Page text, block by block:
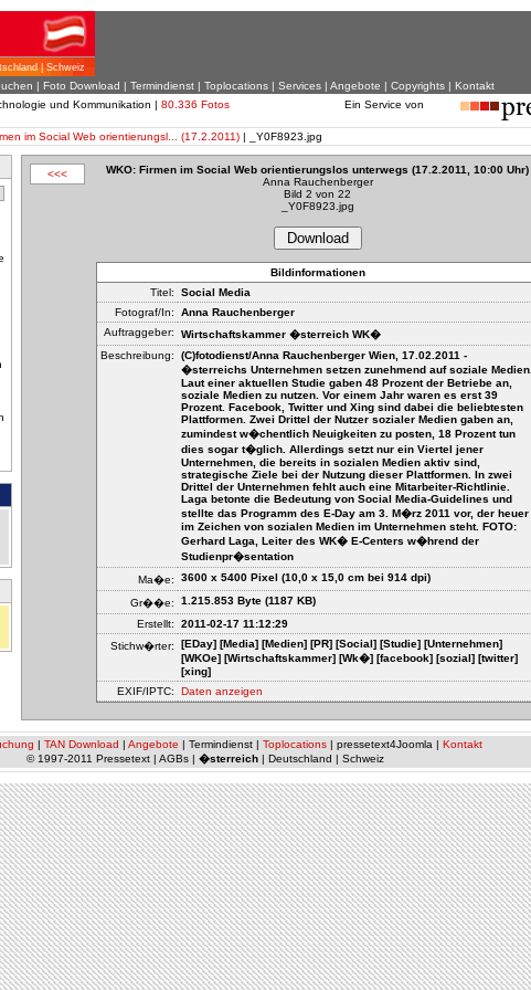
| Schweiz
| Foto Download | Termindienst | Toplocations | Services | Angebote | Copyrights | Kontakt
und Kommunikation | 80.336 Fotos Ein Service von
im Social Web orientierungsl... (17.2.2011) | _Y0F8923.jpg
<<<
WKO: Firmen im Social Web orientierungslos unterwegs (17.2.2011, 10:00 Uhr)
Anna Rauchenberger
Bild 2 von 22
_Y0F8923.jpg
Download
Bildinformationen
Titel:
Social Media
Fotograf/In:
Anna Rauchenberger
Auftraggeber:
Wirtschaftskammer �sterreich WK�
Beschreibung:
(C)fotodienst/Anna Rauchenberger Wien, 17.02.2011 -
�sterreichs Unternehmen setzen zunehmend auf soziale Medien.
Laut einer aktuellen Studie gaben 48 Prozent der Betriebe an,
soziale Medien zu nutzen. Vor einem Jahr waren es erst 39
Prozent. Facebook, Twitter und Xing sind dabei die beliebtesten
Plattformen. Zwei Drittel der Nutzer sozialer Medien gaben an,
zumindest w�chentlich Neuigkeiten zu posten, 18 Prozent tun
dies sogar t�glich. Allerdings setzt nur ein Viertel jener
Unternehmen, die bereits in sozialen Medien aktiv sind,
strategische Ziele bei der Nutzung dieser Plattformen. In zwei
Drittel der Unternehmen fehlt auch eine Mitarbeiter-Richtlinie.
Laga betonte die Bedeutung von Social Media-Guidelines und
stellte das Programm des E-Day am 3. M�rz 2011 vor, der heuer
im Zeichen von sozialen Medien im Unternehmen steht. FOTO:
Gerhard Laga, Leiter des WK� E-Centers w�hrend der
Studienpr�sentation
Ma�e:
3600 x 5400 Pixel (10,0 x 15,0 cm bei 914 dpi)
Gr��e:
1.215.853 Byte (1187 KB)
Erstellt:
2011-02-17 11:12:29
Stichw�rter:
[EDay] [Media] [Medien] [PR] [Social] [Studie] [Unternehmen]
[WKOe] [Wirtschaftskammer] [Wk�] [facebook] [sozial] [twitter]
[xing]
EXIF/IPTC:
Daten anzeigen
| TAN Download | Angebote | Termindienst | Toplocations| pressetext4Joomla | Kontakt
© 1997-2011 Pressetext | AGBs | �sterreich | Deutschland | Schweiz